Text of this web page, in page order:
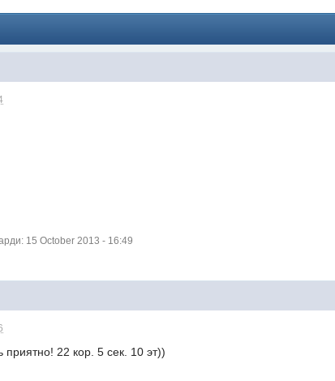
15 October 2013 - 16:49
22 кор. 5 сек. 10 эт))